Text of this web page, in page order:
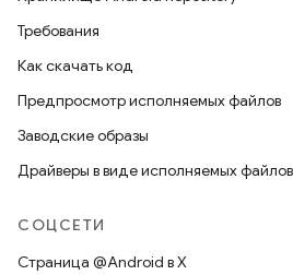
Требования
Как скачать код
Предпросмотр исполняемых файлов
Заводские образы
Драйверы в виде исполняемых файлов
СОЦСЕТИ
Страница @Android в X